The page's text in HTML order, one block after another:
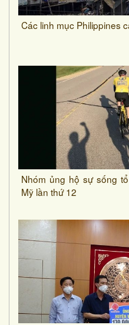
Các linh mục Philippines
Nhóm ủng hộ sự sống
Mỹ lần thứ 12